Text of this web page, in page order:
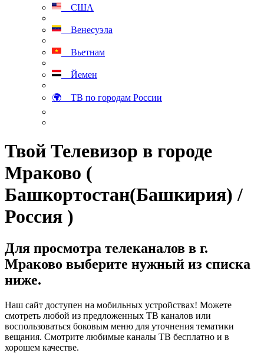
США
Венесуэла
Вьетнам
Йемен
🌍 ТВ по городам России
Твой Телевизор в городе
Мраково (
Башкортостан(Башкирия) /
Россия )
Для просмотра телеканалов в г.
Мраково выберите нужный из списка
ниже.
Наш сайт доступен на мобильных устройствах! Можете
смотреть любой из предложенных ТВ каналов или
воспользоваться боковым меню для уточнения тематики
вещания. Смотрите любимые каналы ТВ бесплатно и в
хорошем качестве.